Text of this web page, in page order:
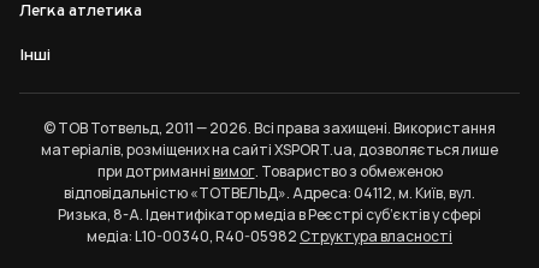
Легка атлетика
Інші
© ТОВ Тотвельд, 2011 — 2026. Всі права захищені. Використання
матеріалів, розміщених на сайті XSPORT.ua, дозволяється лише
при дотриманнівимог. Товариство з обмеженою
відповідальністю «ТОТВЕЛЬД». Адреса: 04112, м. Київ, вул.
Ризька, 8-А. Ідентифікатор медіа в Реєстрі суб’єктів у сфері
медіа: L10-00340, R40-05982Структура власності